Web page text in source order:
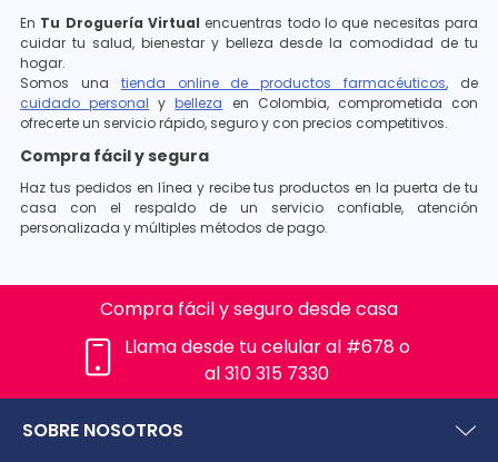
En Tu Droguería Virtual encuentras todo lo que necesitas para
cuidar tu salud, bienestar y belleza desde la comodidad de tu
hogar.
Somos una tienda online de productos farmacéuticos, de
cuidado personal ybelleza en Colombia, comprometida con
ofrecerte un servicio rápido, seguro y con precios competitivos.
Compra fácil y segura
Haz tus pedidos en línea y recibe tus productos en la puerta de tu
casa con el respaldo de un servicio confiable, atención
personalizada y múltiples métodos de pago.
Compra fácil y seguro desde casa
Llama desde tu celular al #678 o
al 310 315 7330
SOBRE NOSOTROS